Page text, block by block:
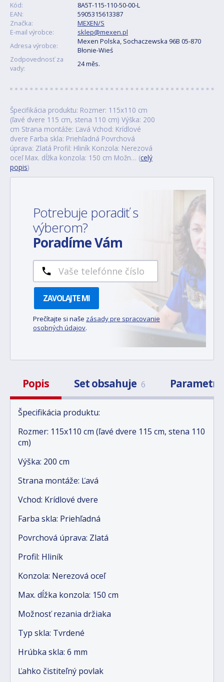
Kód:
8A5T-115-110-50-00-L
EAN:
5905315613387
Značka:
MEXEN/S
E-mail výrobce:
sklep@mexen.pl
Adresa výrobce:
Mexen Polska, Sochaczewska 96B 05-870
Błonie-Wieś
Zodpovednosť za
vady:
24 měs.
Špecifikácia produktu: Rozmer: 115x110 cm
(ľavé dvere 115 cm, stena 110 cm) Výška: 200
cm Strana montáže: Ľavá Vchod: Krídlové
dvere Farba skla: Priehľadná Povrchová
úprava: Zlatá Profil: Hliník Konzola: Nerezová
oceľ Max. dĺžka konzola: 150 cm Možn… (celý
popis)
Potrebuje poradiť s
výberom?
Poradíme Vám
ZAVOLAJTE MI
Prečítajte si naše zásady pre spracovanie
osobných údajov.
Popis Set obsahuje 6 Parametre
Špecifikácia produktu:
Rozmer: 115x110 cm (ľavé dvere 115 cm, stena 110
cm)
Výška: 200 cm
Strana montáže: Ľavá
Vchod: Krídlové dvere
Farba skla: Priehľadná
Povrchová úprava: Zlatá
Profil: Hliník
Konzola: Nerezová oceľ
Max. dĺžka konzola: 150 cm
Možnosť rezania držiaka
Typ skla: Tvrdené
Hrúbka skla: 6 mm
Ľahko čistiteľný povlak